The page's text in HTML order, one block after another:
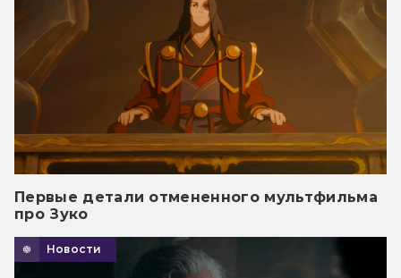
Первые детали отмененного мультфильма
про Зуко
Новости